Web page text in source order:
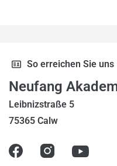
2023
2024
2025
2026
So erreichen Sie uns
Neufang
Leibnizstraße 5
75365 Calw